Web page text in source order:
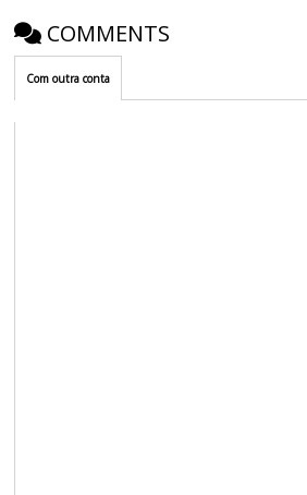
COMMENTS
Com outra conta